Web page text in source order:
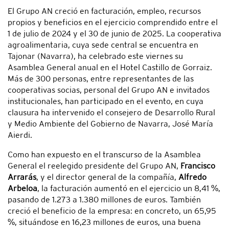
El Grupo AN creció en facturación, empleo, recursos
propios y beneficios en el ejercicio comprendido entre el
1 de julio de 2024 y el 30 de junio de 2025. La cooperativa
agroalimentaria, cuya sede central se encuentra en
Tajonar (Navarra), ha celebrado este viernes su
Asamblea General anual en el Hotel Castillo de Gorraiz.
Más de 300 personas, entre representantes de las
cooperativas socias, personal del Grupo AN e invitados
institucionales, han participado en el evento, en cuya
clausura ha intervenido el consejero de Desarrollo Rural
y Medio Ambiente del Gobierno de Navarra, José María
Aierdi.
Como han expuesto en el transcurso de la Asamblea
General el reelegido presidente del Grupo AN, Francisco
Arrarás, y el director general de la compañía, Alfredo
Arbeloa, la facturación aumentó en el ejercicio un 8,41 %,
pasando de 1.273 a 1.380 millones de euros. También
creció el beneficio de la empresa: en concreto, un 65,95
%, situándose en 16,23 millones de euros, una buena